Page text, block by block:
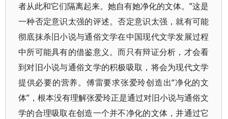
者从此和它们隔离起来。她自有她净化的文体。”这是
一种否定意识太强的评述。否定意识太强，就有可能
彻底抹杀旧小说与通俗文学在中国现代文学发展过程
中所可能具有的借鉴意义。而只有辩证分析，才会看
到对旧小说与通俗文学的积极吸取，将会为现代文学
提供必要的营养。傅雷要求张爱玲创造出“净化的文
体”，根本没有理解张爱玲正是通过对旧小说与通俗文
学的合理吸取在创造一个并不净化的文体，并通过它